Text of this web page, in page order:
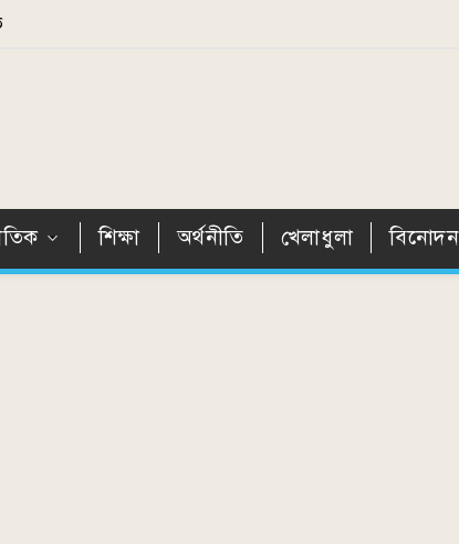
শিক্ষা অর্থনীতি খেলাধুলা বিনোদন